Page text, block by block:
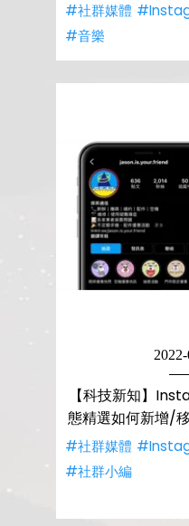
#社群媒體
#音樂
【科技新知】
態精選如何新增/
#社群媒體
#社群小編